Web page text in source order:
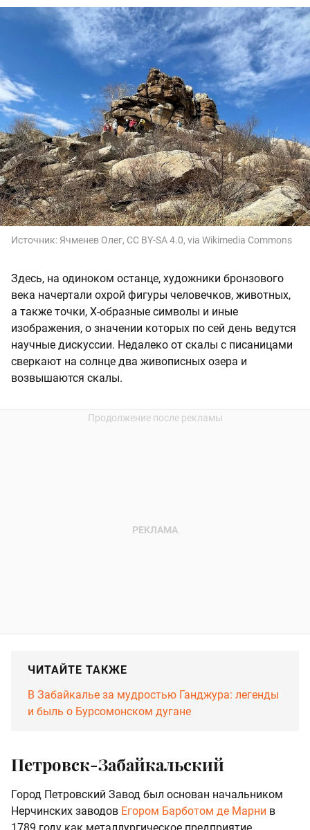
Источник: Ячменев Олег, CC BY-SA 4.0, via Wikimedia Commons
Здесь, на одиноком останце, художники бронзового
века начертали охрой фигуры человечков, животных,
а также точки, X-образные символы и иные
изображения, о значении которых по сей день ведутся
научные дискуссии. Недалеко от скалы с писаницами
сверкают на солнце два живописных озера и
возвышаются скалы.
ЧИТАЙТЕ ТАКЖЕ
В Забайкалье за мудростью Ганджура: легенды
и быль о Бурсомонском дугане
Петровск-Забайкальский
Город Петровский Завод был основан начальником
Нерчинских заводов Егором Барботом де Марни в